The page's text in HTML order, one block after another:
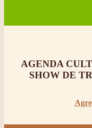
AGENDA
SHOW DE